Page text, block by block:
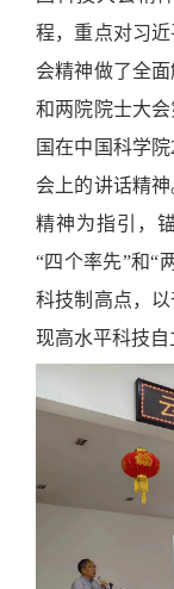
程，重点对习
会精神做了全
和两院院士大
国在中国科学
会上的讲话精
精神为指引，
“四个率先”和“
科技制高点，
现高水平科技自